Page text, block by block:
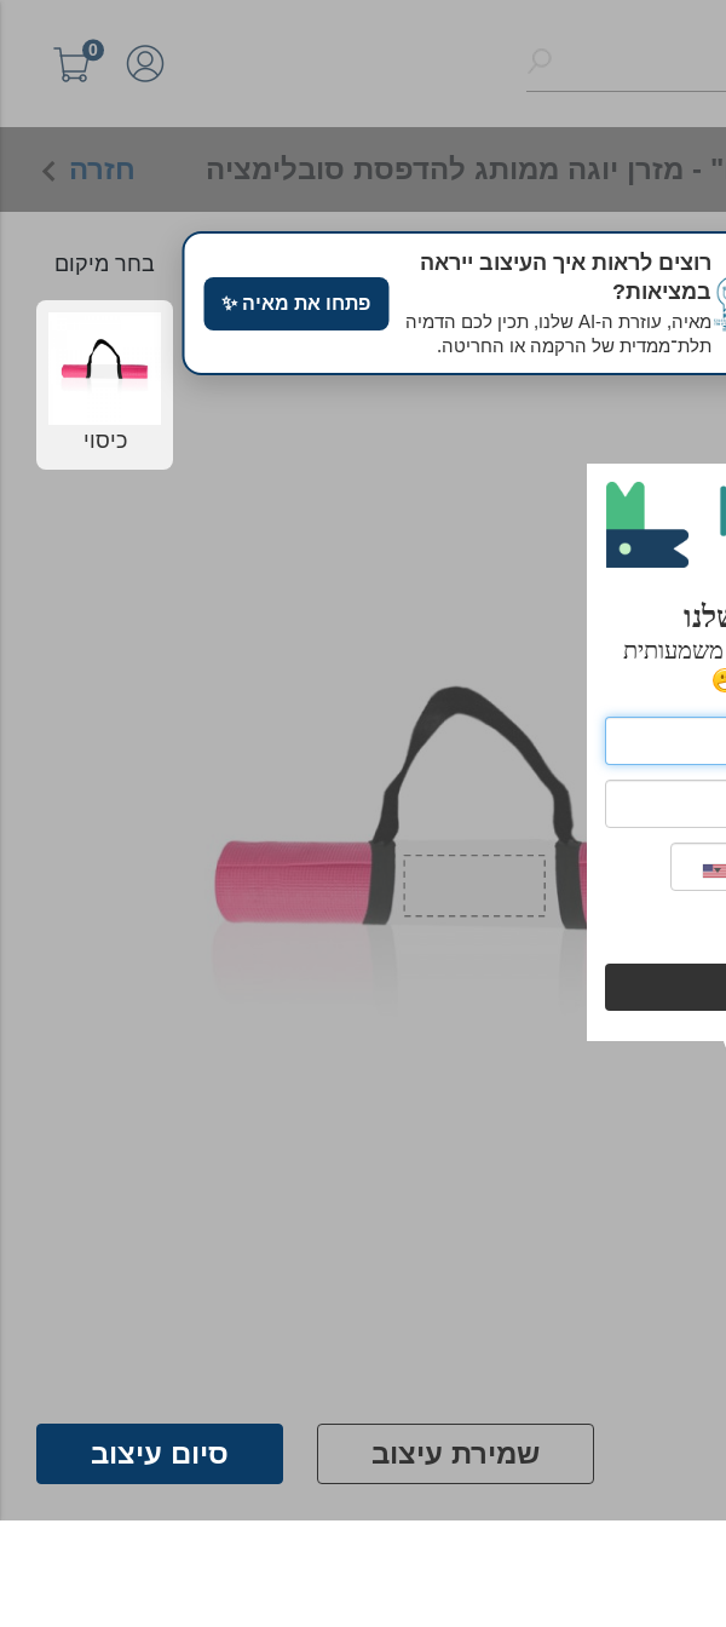
0
- מזרן יוגה ממותג להדפסת סובלימציה חזרה
רוצים לראות איך העיצוב ייראה
במציאות?
מאיה, עוזרת ה‑AI שלנו, תכין לכם הדמיה
תלת־ממדית של הרקמה או החריטה.
פתחו את מאיה✨
בחר מיקום
כיסוי
שמירת עיצוב סיום עיצוב
משמעותית